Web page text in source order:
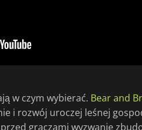
w czym wybierać. Bear and
i rozwój uroczej leśnej
graczami wyzwanie